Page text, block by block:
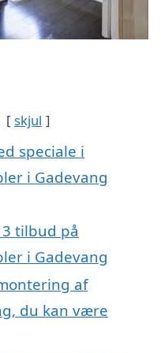
skjul
speciale i
i Gadevang
tilbud på
i Gadevang
af
du kan være